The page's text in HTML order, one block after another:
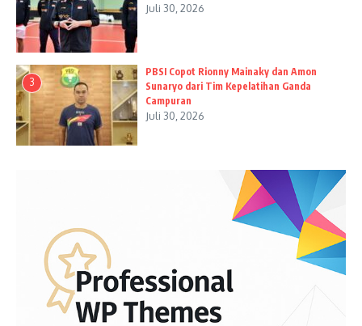
Juli 30, 2026
3
PBSI Copot Rionny Mainaky dan Amon
Sunaryo dari Tim Kepelatihan Ganda
Campuran
Juli 30, 2026